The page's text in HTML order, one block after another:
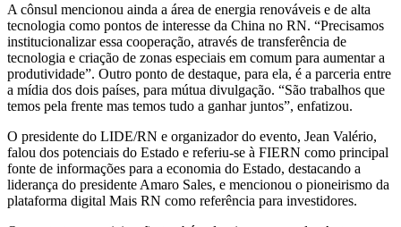
A cônsul mencionou ainda a área de energia renováveis e de alta
tecnologia como pontos de interesse da China no RN. “Precisamos
institucionalizar essa cooperação, através de transferência de
tecnologia e criação de zonas especiais em comum para aumentar a
produtividade”. Outro ponto de destaque, para ela, é a parceria entre
a mídia dos dois países, para mútua divulgação. “São trabalhos que
temos pela frente mas temos tudo a ganhar juntos”, enfatizou.
O presidente do LIDE/RN e organizador do evento, Jean Valério,
falou dos potenciais do Estado e referiu-se à FIERN como principal
fonte de informações para a economia do Estado, destacando a
liderança do presidente Amaro Sales, e mencionou o pioneirismo da
plataforma digital Mais RN como referência para investidores.